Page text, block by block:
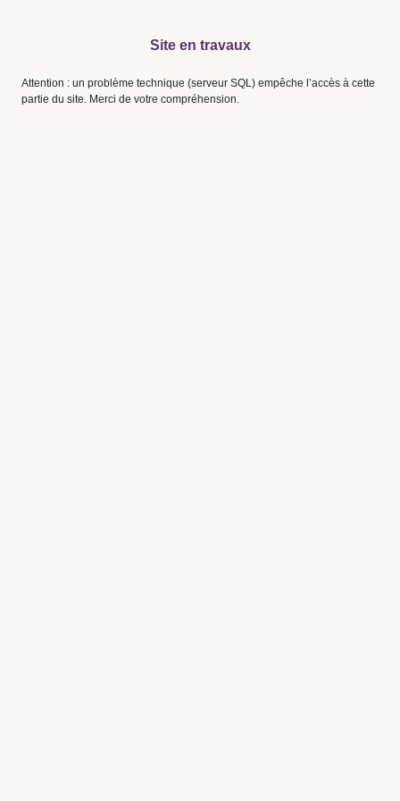
Site en travaux
Attention : un problème technique (serveur SQL) empêche l’accès à cette
partie du site. Merci de votre compréhension.